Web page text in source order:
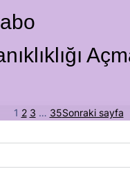
1 2 3 … 35Sonraki sayfa